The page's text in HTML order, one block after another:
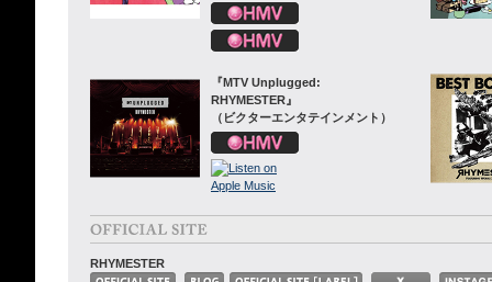
『MTV Unplugged:
RHYMESTER』
（ビクターエンタテインメント）
RHYMESTER